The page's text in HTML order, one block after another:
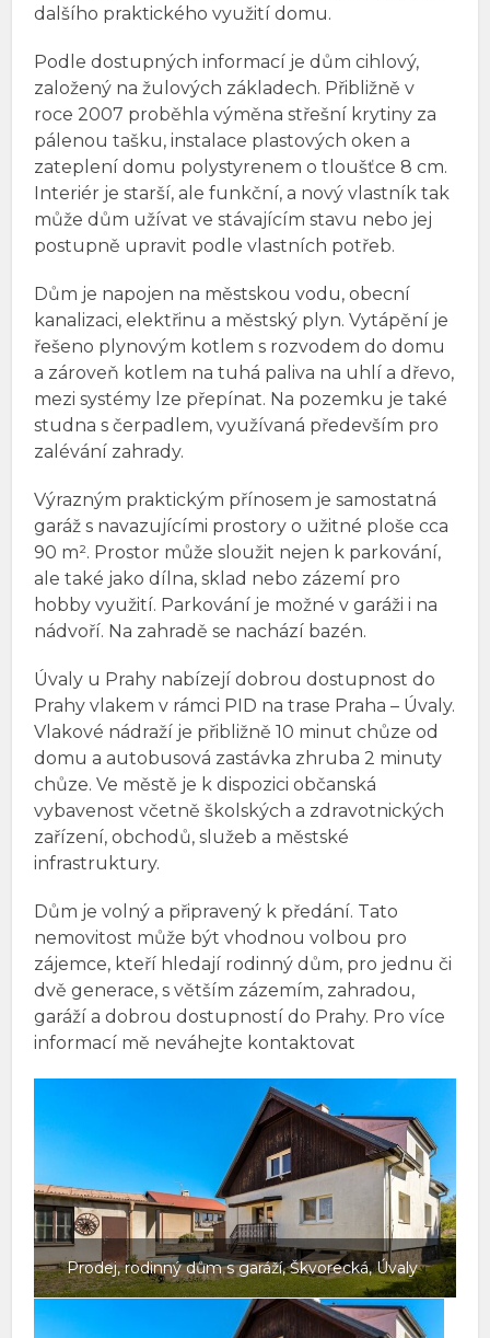
dalšího praktického využití domu.
Podle dostupných informací je dům cihlový,
založený na žulových základech. Přibližně v
roce 2007 proběhla výměna střešní krytiny za
pálenou tašku, instalace plastových oken a
zateplení domu polystyrenem o tloušťce 8 cm.
Interiér je starší, ale funkční, a nový vlastník tak
může dům užívat ve stávajícím stavu nebo jej
postupně upravit podle vlastních potřeb.
Dům je napojen na městskou vodu, obecní
kanalizaci, elektřinu a městský plyn. Vytápění je
řešeno plynovým kotlem s rozvodem do domu
a zároveň kotlem na tuhá paliva na uhlí a dřevo,
mezi systémy lze přepínat. Na pozemku je také
studna s čerpadlem, využívaná především pro
zalévání zahrady.
Výrazným praktickým přínosem je samostatná
garáž s navazujícími prostory o užitné ploše cca
90 m². Prostor může sloužit nejen k parkování,
ale také jako dílna, sklad nebo zázemí pro
hobby využití. Parkování je možné v garáži i na
nádvoří. Na zahradě se nachází bazén.
Úvaly u Prahy nabízejí dobrou dostupnost do
Prahy vlakem v rámci PID na trase Praha – Úvaly.
Vlakové nádraží je přibližně 10 minut chůze od
domu a autobusová zastávka zhruba 2 minuty
chůze. Ve městě je k dispozici občanská
vybavenost včetně školských a zdravotnických
zařízení, obchodů, služeb a městské
infrastruktury.
Dům je volný a připravený k předání. Tato
nemovitost může být vhodnou volbou pro
zájemce, kteří hledají rodinný dům, pro jednu či
dvě generace, s větším zázemím, zahradou,
garáží a dobrou dostupností do Prahy. Pro více
informací mě neváhejte kontaktovat
Prodej, rodinný dům s garáží, Škvorecká, Úvaly